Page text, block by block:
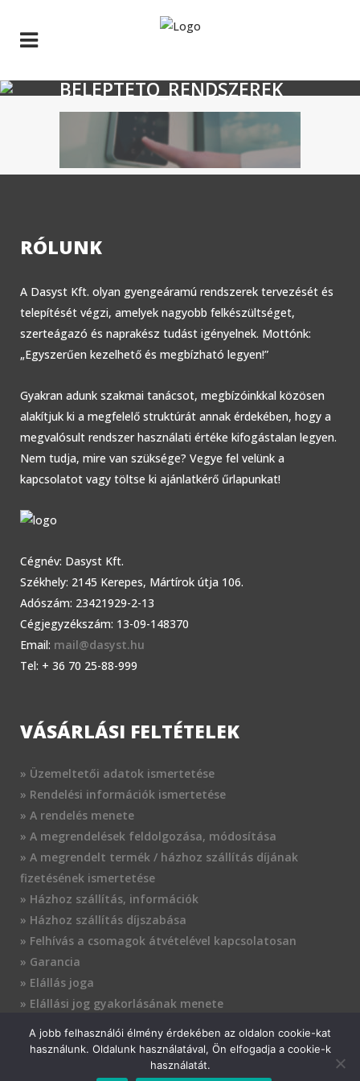
BELEPTETO_RENDSZEREK
RÓLUNK
A Dasyst Kft. olyan gyengeáramú rendszerek tervezését és
telepítését végzi, amelyek nagyobb felkészültséget,
szerteágazó és naprakész tudást igényelnek. Mottónk:
„Egyszerűen kezelhető és megbízható legyen!”
Gyakran adunk szakmai tanácsot, megbízóinkkal közösen
alakítjuk ki a megfelelő struktúrát annak érdekében, hogy a
megvalósult rendszer használati értéke kifogástalan legyen.
Nem tudja, mire van szüksége? Vegye fel velünk a
kapcsolatot vagy töltse ki ajánlatkérő űrlapunkat!
Cégnév: Dasyst Kft.
Székhely: 2145 Kerepes, Mártírok útja 106.
Adószám: 23421929-2-13
Cégjegyzékszám: 13-09-148370
Email: mail@dasyst.hu
Tel: + 36 70 25-88-999
VÁSÁRLÁSI FELTÉTELEK
» Üzemeltetői adatok ismertetése
» Rendelési információk ismertetése
» A rendelés menete
» A megrendelések feldolgozása, módosítása
» A megrendelt termék / házhoz szállítás díjának
fizetésének ismertetése
» Házhoz szállítás, információk
» Házhoz szállítás díjszabása
» Felhívás a csomagok átvételével kapcsolatosan
» Garancia
» Elállás joga
» Elállási jog gyakorlásának menete
» A szállítástól elállás
A jobb felhasználói élmény érdekében az oldalon cookie-kat
használunk. Oldalunk használatával, Ön elfogadja a cookie-k
használatát.